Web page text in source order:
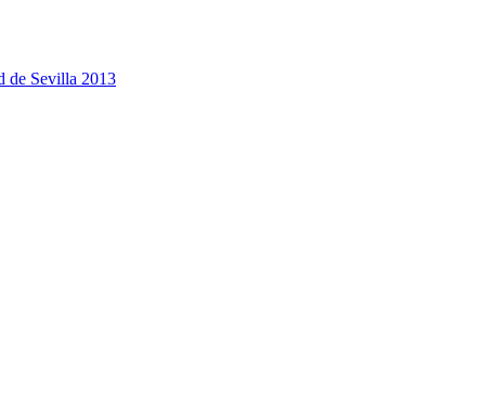
de Sevilla 2013